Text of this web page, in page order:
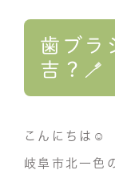
歯ブラ
吉？🪥
こんにちは☺︎
岐阜市北一色